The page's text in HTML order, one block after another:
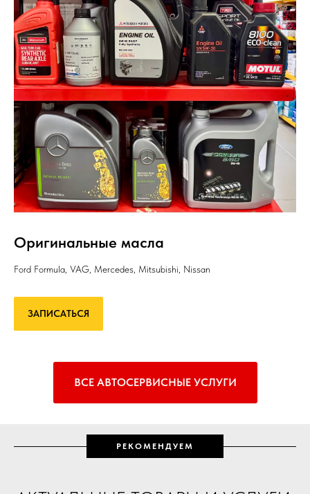
Оригинальные масла
Ford Formula, VAG, Mercedes, Mitsubishi, Nissan
ЗАПИСАТЬСЯ
ВСЕ АВТОСЕРВИСНЫЕ УСЛУГИ
РЕКОМЕНДУЕМ